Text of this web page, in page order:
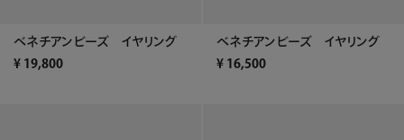
ベネチアンビーズ イヤリング
¥ 19,800
ベネチアンビーズ イヤリング
¥ 16,500